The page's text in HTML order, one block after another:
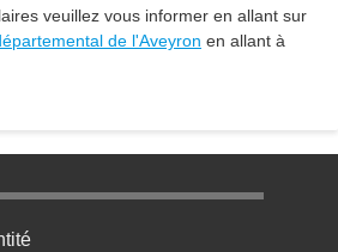
veuillez vous informer en allant sur
de l'Aveyron en allant à
bas de page 1